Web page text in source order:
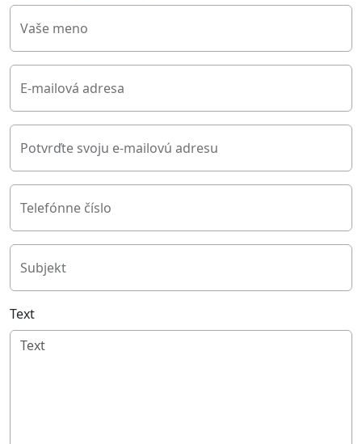
Vaše meno
E-mailová adresa
Potvrďte svoju e-mailovú adresu
Telefónne číslo
Subjekt
Text